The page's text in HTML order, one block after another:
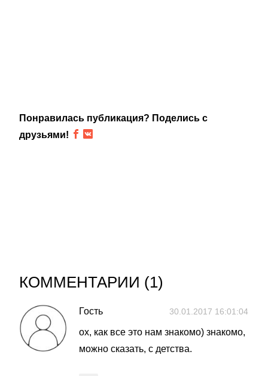
Понравилась публикация? Поделись с
друзьями!
КОММЕНТАРИИ (1)
Гость 30.01.2017 16:01:04
ох, как все это нам знакомо) знакомо,
можно сказать, с детства.